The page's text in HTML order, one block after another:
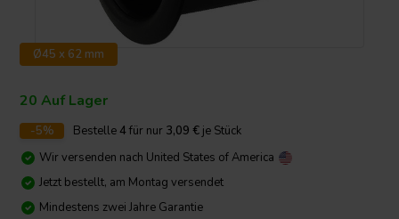
Ø45 x 62 mm
20 Auf Lager
-5% Bestelle4 für nur 3,09 € je Stück
Wir versenden nach United States of America
Jetzt bestellt, am Montag versendet
Mindestens zwei Jahre Garantie